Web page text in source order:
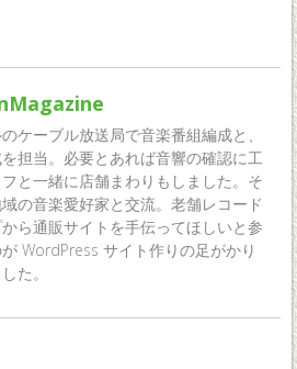
ケーブル放送局で音楽番組編成と、
担当。必要とあれば音響の確認に工
と一緒に店舗まわりもしました。そ
の音楽愛好家と交流。老舗レコード
ら通販サイトを手伝ってほしいと参
WordPress サイト作りの足がかり
た。